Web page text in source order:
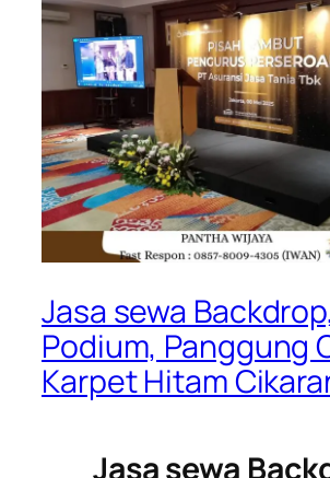
Jasa sewa
Podium, Panggung
Karpet Hitam
Jasa sewa